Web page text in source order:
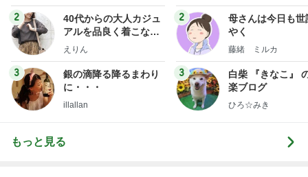
2
40代からの大人カジュ
アルを品良く着こなす
ファッションブログ
えりん
3
銀の滴降る降るまわり
に・・・
illallan
2
母さんは今日も世
やく
藤緒 ミルカ
3
白柴 『きなこ』
楽ブログ
ひろ☆みき
もっと見る